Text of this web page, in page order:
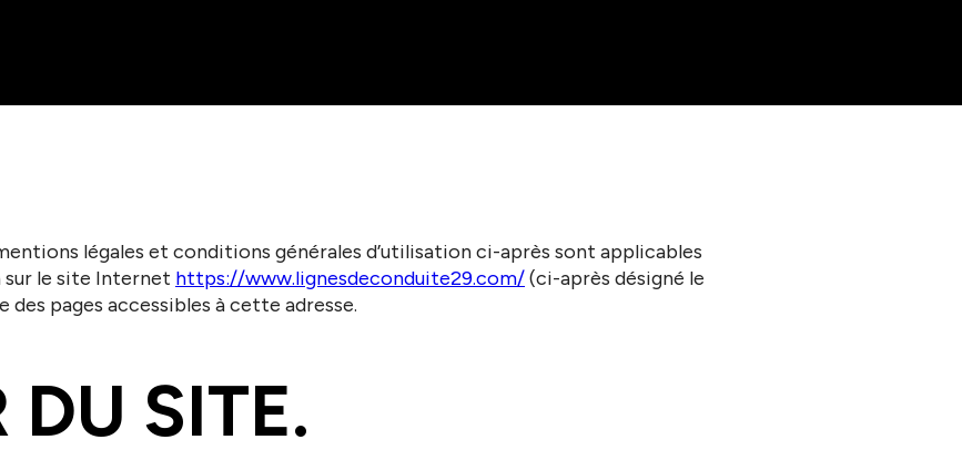
légales et conditions générales d’utilisation ci-après sont applicables
le site Internet https://www.lignesdeconduite29.com/(ci-après désigné le
des pages accessibles à cette adresse.
DU SITE.